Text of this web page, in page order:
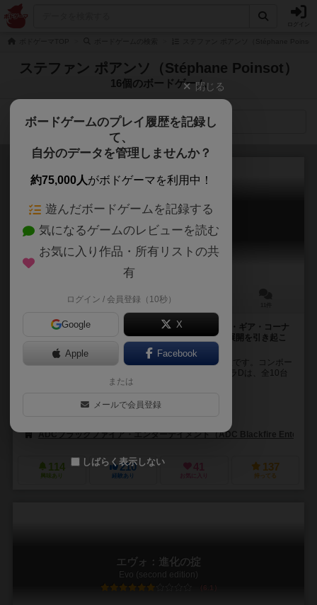
ステファン ポアンソ（Stéphane Poinsot）
16個のボードゲーム
検索メニュー
フォーミュラ D
Formula D
60分前後
最大10人まで参加可能なF1グランプリゲーム！幅寄せ・ギア・コーナ
ー追突・スリップストリームなどリアルな概念が熱い展開を引き起こ
1991年に発売された名作「Formula Dé」のリメイク版です。コンポー
ネントを豪華にし調整が行われています。 フォーミュラDは、全10台
（計5チーム）の車を使うボ...
ローレン・ラヴァール（Laurent Lavaur）
ADCブラックファイア・エンターテイメント（ADC Blackfire
114
興味あり
210
経験あり
41
お気に入り
137
持ってる
エヴォ：進化の掟
Evo (second edition)
6.1
閉じる
ボードゲームのプレイ履歴を記録し
て、
自分のデータを管理しませんか？
約75,000人がボドゲーマを利用中！
遊んだボードゲームを記録する
気になるゲームのレビューを読む
お気に入り作品・所有リストの共
有
ログイン / 会員登録（10秒）
Google X
Apple Facebook
または
メールで会員登録
しばらく表示しない